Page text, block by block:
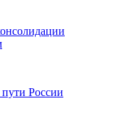
пути России